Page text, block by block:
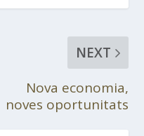
NEXT
Nova economia,
noves oportunitats